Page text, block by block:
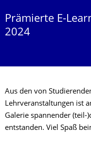
Prämierte E-
2024
Aus den von
Lehrveranstaltungen ist
Galerie spannender (teil-
entstanden. Viel Spaß